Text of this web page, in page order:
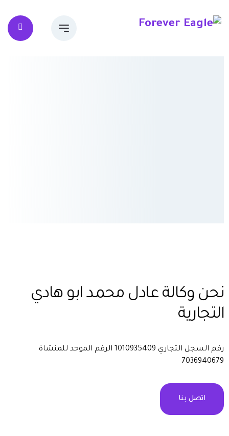
نحن وكالة عادل محمد ابو هادي
التجارية
رقم السجل التجاري 1010935409 الرقم الموحد للمنشاة
7036940679
اتصل بنا